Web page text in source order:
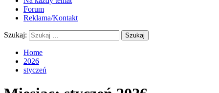
Forum
Reklama/Kontakt
Szukaj:
Home
2026
styczeń